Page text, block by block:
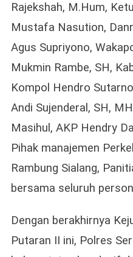
Rajekshah, M.Hum,
Mustafa Nasution,
Agus Supriyono,
Mukmin Rambe, SH,
Kompol Hendro
Andi Sujenderal, SH,
Masihul, AKP Hendry
Pihak manajemen
Rambung Sialang,
bersama seluruh
Dengan berakhirnya
Putaran II ini, Polres